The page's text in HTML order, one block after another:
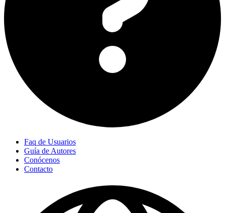
Faq de Usuarios
Guía de Autores
Conócenos
Contacto